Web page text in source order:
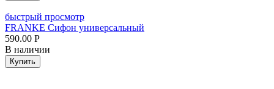
быстрый просмотр
FRANKE Сифон универсальный
590.00 Р
В наличии
Купить